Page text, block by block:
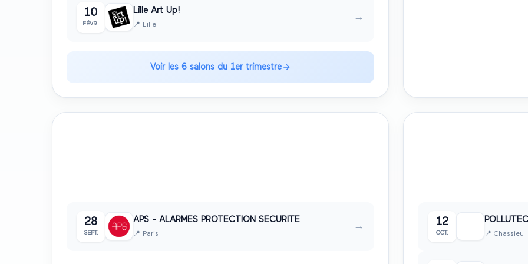
10
FÉVR.
Lille Art Up!
📍 Lille
→
Voir les 6salons du 1er trimestre
28
SEPT.
APS - ALARMES PROTECTION SECURITE
📍 Paris
→ 12
OCT.
POLLUTEC
📍 Chassieu